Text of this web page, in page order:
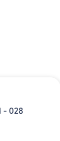
- 028